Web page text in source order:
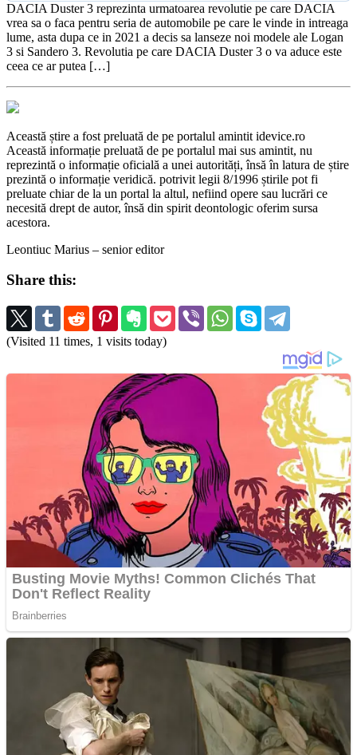
DACIA Duster 3 reprezinta urmatoarea revolutie pe care DACIA
vrea sa o faca pentru seria de automobile pe care le vinde in intreaga
lume, asta dupa ce in 2021 a decis sa lanseze noi modele ale Logan
3 si Sandero 3. Revolutia pe care DACIA Duster 3 o va aduce este
ceea ce ar putea […]
Această știre a fost preluată de pe portalul amintit idevice.ro
Această informație preluată de pe portalul mai sus amintit, nu
reprezintă o informație oficială a unei autorități, însă în latura de știre
prezintă o informație veridică. potrivit legii 8/1996 știrile pot fi
preluate chiar de la un portal la altul, nefiind opere sau lucrări ce
necesită drept de autor, însă din spirit deontologic oferim sursa
acestora.
Leontiuc Marius – senior editor
Share this:
(Visited 11 times, 1 visits today)